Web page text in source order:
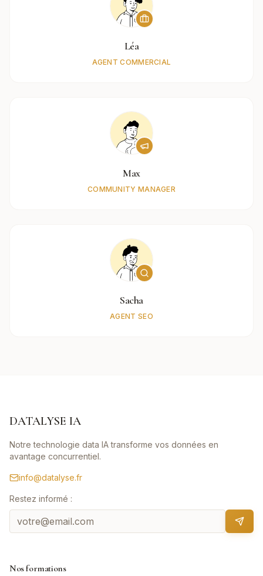
Léa
AGENT COMMERCIAL
Max
COMMUNITY MANAGER
Sacha
AGENT SEO
DATALYSE IA
Notre technologie data IA transforme vos données en
avantage concurrentiel.
info@datalyse.fr
Restez informé :
Nos formations